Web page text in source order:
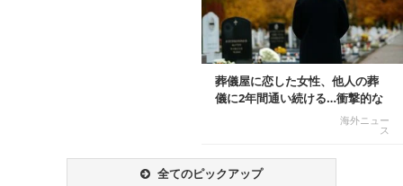
葬儀屋に恋した女性、他人の葬
儀に2年間通い続ける…衝撃的な
海外ニュー
ス
全てのピックアップ